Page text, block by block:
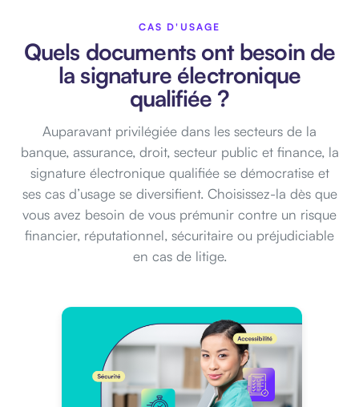
CAS D'USAGE
Quels documents ont besoin de
la signature électronique
qualifiée ?
Auparavant privilégiée dans les secteurs de la
banque, assurance, droit, secteur public et finance, la
signature électronique qualifiée se démocratise et
ses cas d’usage se diversifient. Choisissez-la dès que
vous avez besoin de vous prémunir contre un risque
financier, réputationnel, sécuritaire ou préjudiciable
en cas de litige.